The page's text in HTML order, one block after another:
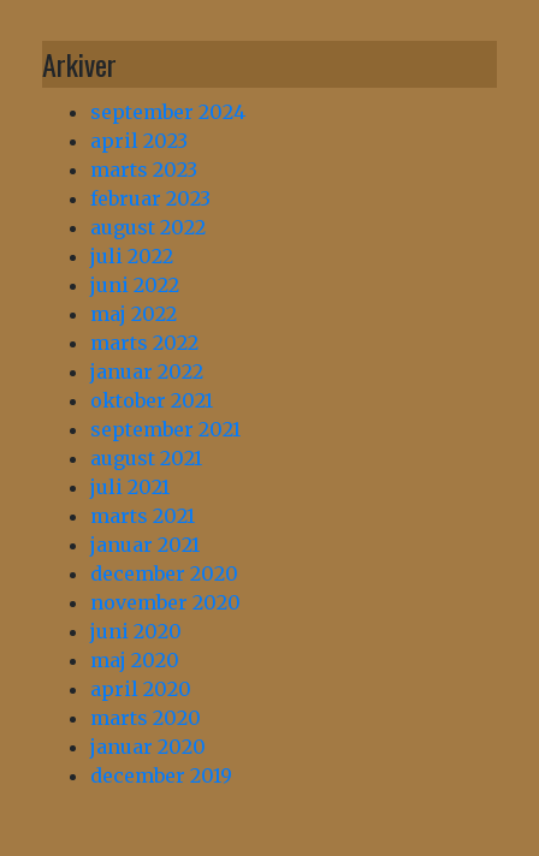
Arkiver
september 2024
april 2023
marts 2023
februar 2023
august 2022
juli 2022
juni 2022
maj 2022
marts 2022
januar 2022
oktober 2021
september 2021
august 2021
juli 2021
marts 2021
januar 2021
december 2020
november 2020
juni 2020
maj 2020
april 2020
marts 2020
januar 2020
december 2019